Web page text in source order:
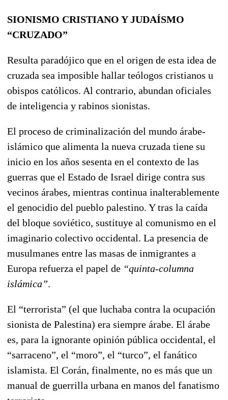
SIONISMO CRISTIANO Y JUDAÍSMO
“CRUZADO”
Resulta paradójico que en el origen de esta idea de
cruzada sea imposible hallar teólogos cristianos u
obispos católicos. Al contrario, abundan oficiales
de inteligencia y rabinos sionistas.
El proceso de criminalización del mundo árabe-
islámico que alimenta la nueva cruzada tiene su
inicio en los años sesenta en el contexto de las
guerras que el Estado de Israel dirige contra sus
vecinos árabes, mientras continua inalterablemente
el genocidio del pueblo palestino. Y tras la caída
del bloque soviético, sustituye al comunismo en el
imaginario colectivo occidental. La presencia de
musulmanes entre las masas de inmigrantes a
Europa refuerza el papel de “quinta-columna
islámica”.
El “terrorista” (el que luchaba contra la ocupación
sionista de Palestina) era siempre árabe. El árabe
es, para la ignorante opinión pública occidental, el
“sarraceno”, el “moro”, el “turco”, el fanático
islamista. El Corán, finalmente, no es más que un
manual de guerrilla urbana en manos del fanatismo